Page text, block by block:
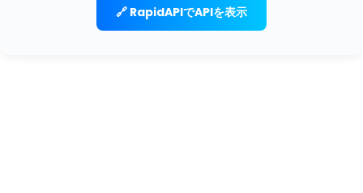
🔗 RapidAPIでAPIを表示